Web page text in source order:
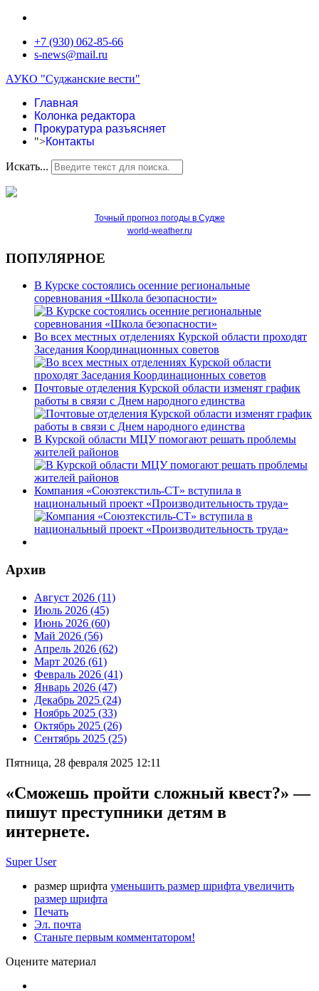
+7 (930) 062-85-66
s-news@mail.ru
АУКО "Суджанские вести"
Главная
Колонка редактора
Прокуратура разъясняет
">Контакты
Искать...
Точный прогноз погоды в Судже
world-weather.ru
ПОПУЛЯРНОЕ
В Курске состоялись осенние региональные
соревнования «Школа безопасности»
Во всех местных отделениях Курской области проходят
Заседания Координационных советов
Почтовые отделения Курской области изменят график
работы в связи с Днем народного единства
В Курской области МЦУ помогают решать проблемы
жителей районов
Компания «Союзтекстиль-СТ» вступила в
национальный проект «Производительность труда»
Архив
Август 2026 (11)
Июль 2026 (45)
Июнь 2026 (60)
Май 2026 (56)
Апрель 2026 (62)
Март 2026 (61)
Февраль 2026 (41)
Январь 2026 (47)
Декабрь 2025 (24)
Ноябрь 2025 (33)
Октябрь 2025 (26)
Сентябрь 2025 (25)
Пятница, 28 февраля 2025 12:11
«Сможешь пройти сложный квест?» —
пишут преступники детям в
интернете.
Super User
размер шрифта уменьшить размер шрифта увеличить
размер шрифта
Печать
Эл. почта
Станьте первым комментатором!
Оцените материал